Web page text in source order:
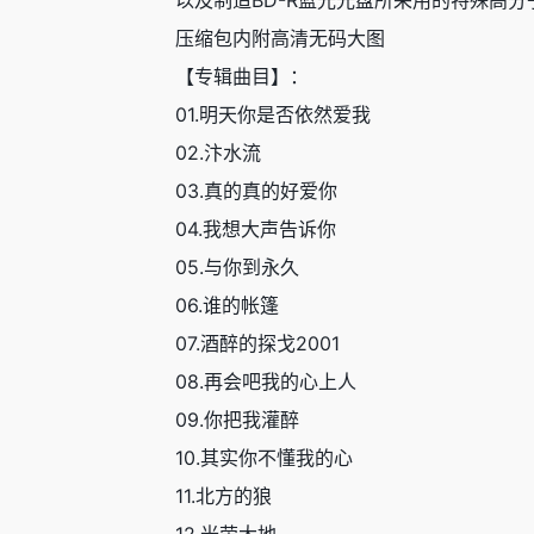
压缩包内附高清无码大图
【专辑曲目】：
01.明天你是否依然爱我
02.汴水流
03.真的真的好爱你
04.我想大声告诉你
05.与你到永久
06.谁的帐篷
07.酒醉的探戈2001
08.再会吧我的心上人
09.你把我灌醉
10.其实你不懂我的心
11.北方的狼